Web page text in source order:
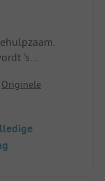
's
en ik
Originele